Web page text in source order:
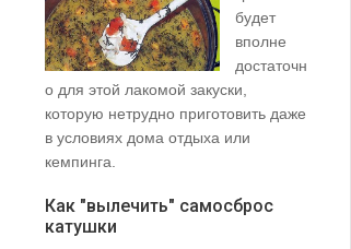
будет
вполне
достаточн
о для этой лакомой закуски,
которую нетрудно приготовить даже
в условиях дома отдыха или
кемпинга.
Как "вылечить" самосброс
катушки